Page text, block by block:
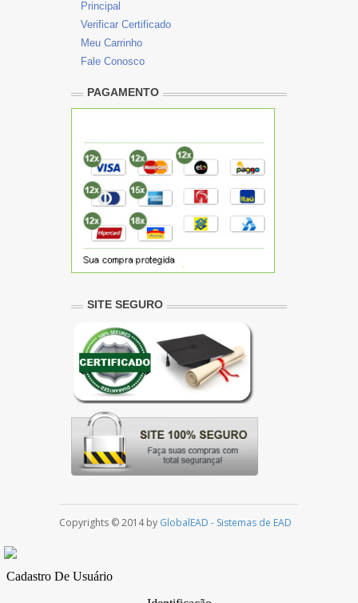
Principal
Verificar Certificado
Meu Carrinho
Fale Conosco
PAGAMENTO
SITE SEGURO
Copyrights © 2014 by GlobalEAD - Sistemas de EAD